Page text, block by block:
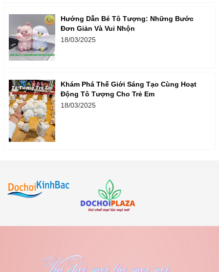
Hướng Dẫn Bé Tô Tượng: Những Bước
Đơn Giản Và Vui Nhộn
18/03/2025
Khám Phá Thế Giới Sáng Tạo Cùng Hoạt
Động Tô Tượng Cho Trẻ Em
18/03/2025